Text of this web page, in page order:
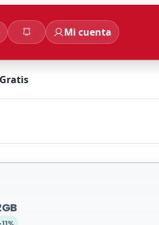
Mi cuenta
Gratis